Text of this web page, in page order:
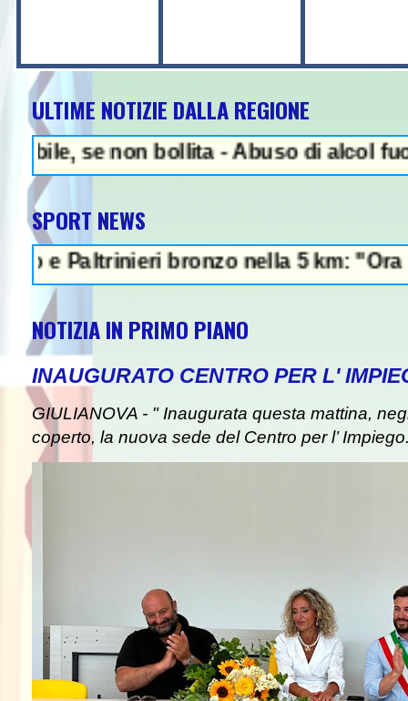
ULTIME NOTIZIE DALLA REGIONE
non bollita - Abuso di alcol fuori
SPORT NEWS
bronzo nella 5 km: "Ora ci
NOTIZIA IN PRIMO PIANO
INAUGURATO CENTRO PER L'
GIULIANOVA - " Inaugurata questa mattina,
coperto, la nuova sede del Centro per l’
NEWS IN